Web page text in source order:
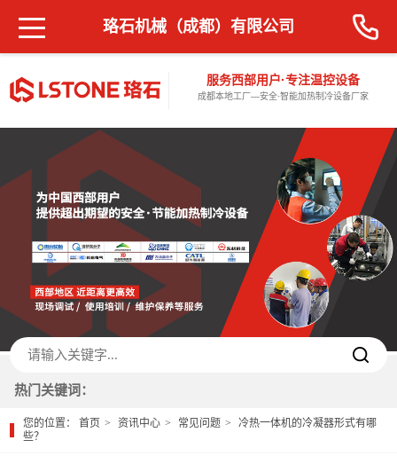
服务西部用户·专注温控设备
成都本地工厂—安全·智能加热制冷设备厂家
珞石机械（成都）有限公司
热门关键词：
您的位置：首页 资讯中心 常见问题
冷热一体机的冷凝器形式有哪
些？